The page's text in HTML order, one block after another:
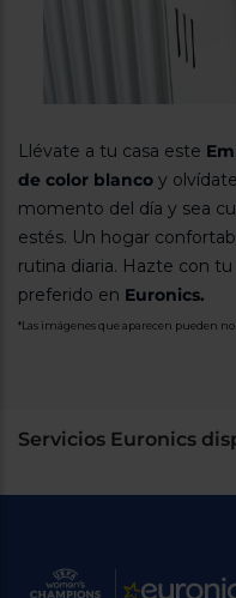
Llévate a tu casa este
de color blanco y
momento del día y sea
estés. Un hogar
rutina diaria. Hazte con
preferido en Euronics.
*Las imágenes que aparecen pueden
Servicios Euronics